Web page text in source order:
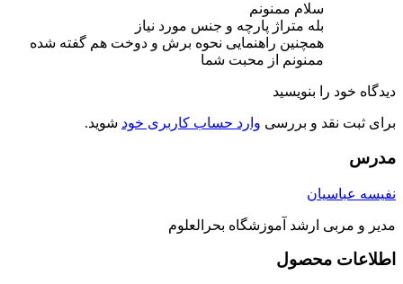
سلام ممنونم
بله متراژ پارچه و جنس مورد نیاز
همچنین راهنمایی نحوه برش و دوخت هم گفته شده
ممنونم از محبت شما
دیدگاه خود را بنویسید
برای ثبت نقد و بررسی وارد حساب کاربری خود شوید.
مدرس
نفیسه عباسیان
مدیر و مربی ارشد آموزشگاه بحرالعلوم
اطلاعات محصول